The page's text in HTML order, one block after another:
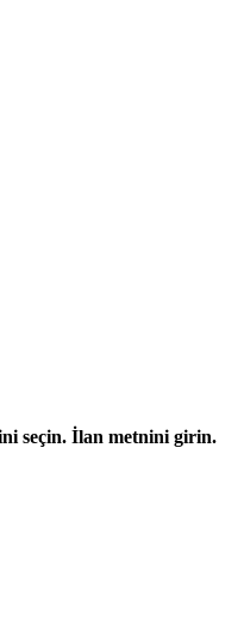
seçin. İlan metnini girin.